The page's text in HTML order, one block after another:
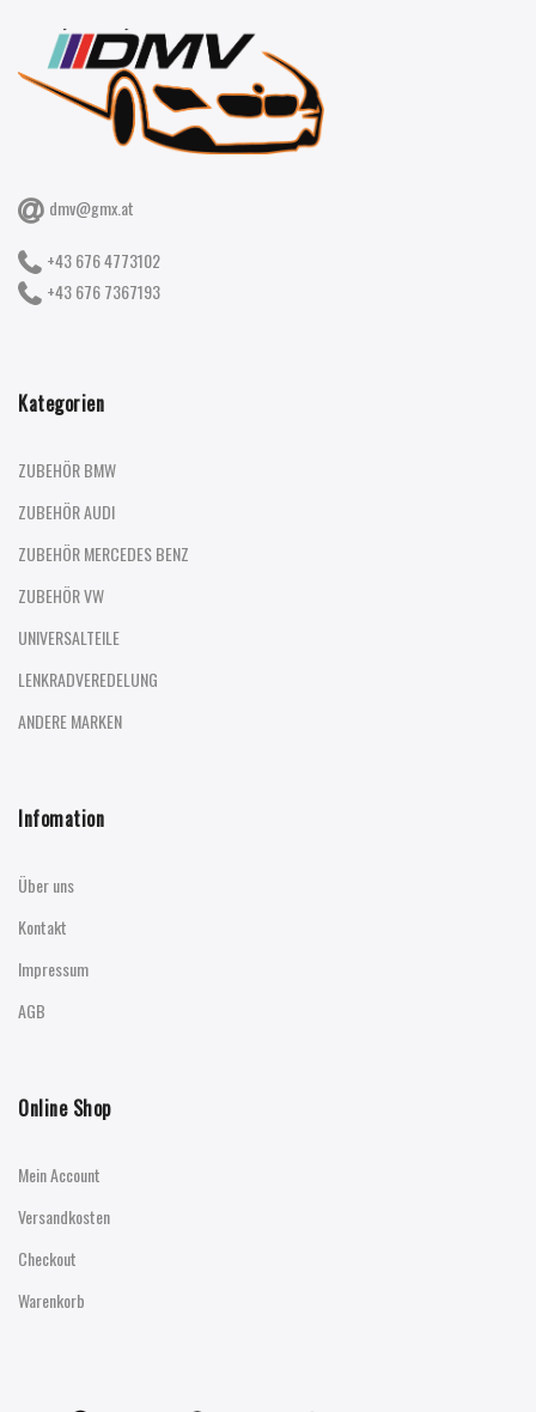
dmv@gmx.at
+43 676 4773102
+43 676 7367193
Kategorien
ZUBEHÖR BMW
ZUBEHÖR AUDI
ZUBEHÖR MERCEDES BENZ
ZUBEHÖR VW
UNIVERSALTEILE
LENKRADVEREDELUNG
ANDERE MARKEN
Infomation
Über uns
Kontakt
Impressum
AGB
Online Shop
Mein Account
Versandkosten
Checkout
Warenkorb